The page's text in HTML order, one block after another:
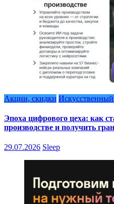
Акции, скидки
Эпоха цифрового цеха: как
производстве и получить
29.07.2026 Sleep